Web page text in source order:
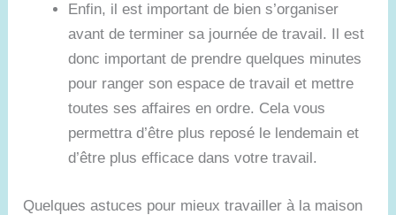
Enfin, il est important de bien s’organiser
avant de terminer sa journée de travail. Il est
donc important de prendre quelques minutes
pour ranger son espace de travail et mettre
toutes ses affaires en ordre. Cela vous
permettra d’être plus reposé le lendemain et
d’être plus efficace dans votre travail.
Quelques astuces pour mieux travailler à la maison